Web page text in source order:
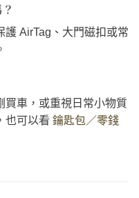
護 AirTag、大門磁扣或常
買車，或重視日常小物質
也可以看 鑰匙包／零錢